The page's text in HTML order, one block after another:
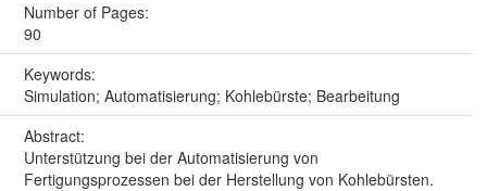
Number of Pages:
90
Keywords:
Simulation; Automatisierung; Kohlebürste; Bearbeitung
Abstract:
Unterstützung bei der Automatisierung von
Fertigungsprozessen bei der Herstellung von Kohlebürsten.